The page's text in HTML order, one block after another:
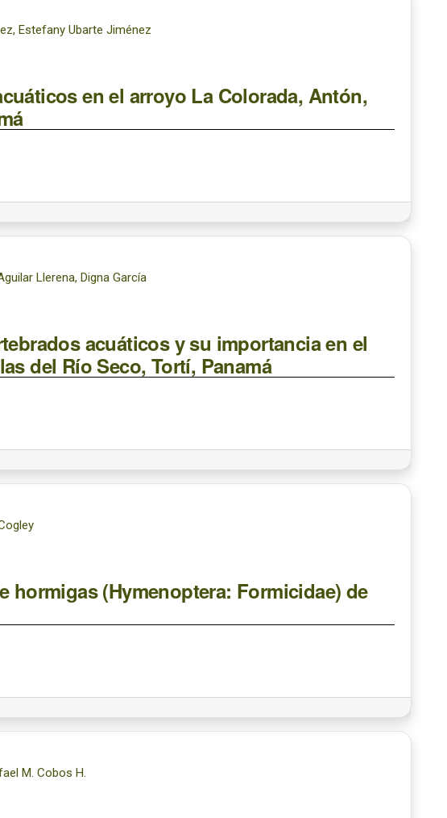
Estefany Ubarte Jiménez
en el arroyo La Colorada, Antón,
Llerena, Digna García
acuáticos y su importancia en el
del Río Seco, Tortí, Panamá
hormigas (Hymenoptera: Formicidae) de
M. Cobos H.